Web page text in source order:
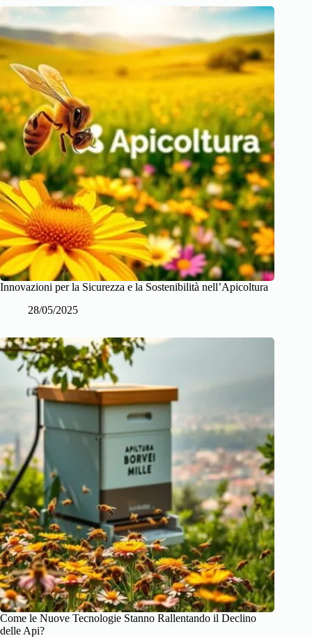
Innovazioni per la Sicurezza e la Sostenibilità nell’Apicoltura
28/05/2025
Come le Nuove Tecnologie Stanno Rallentando il Declino
delle Api?